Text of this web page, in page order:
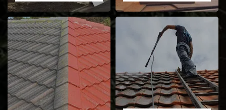
Nettoyage et
ravalement de
façade 31
Isolation toiture 31